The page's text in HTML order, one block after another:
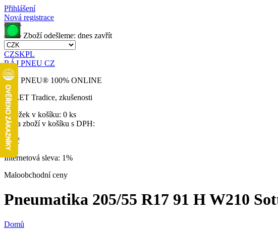
Přihlášení
Nová registrace
Zboží odešleme: dnes zavřít
CZSKPL
RÁJ PNEU CZ
RÁJ PNEU® 100% ONLINE
32 LET Tradice, zkušenosti
Položek v košíku: 0 ks
Cena zboží v košíku s DPH:
0 Kč
Internetová sleva: 1%
Maloobchodní ceny
Pneumatika 205/55 R17 91 H W210
Domů